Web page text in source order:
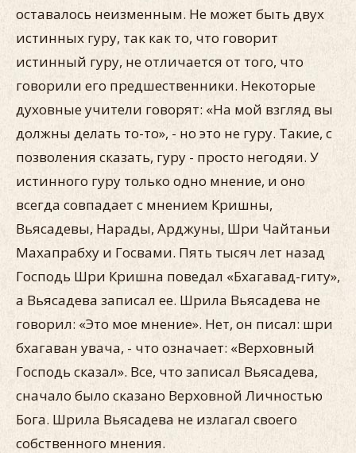
оставалось неизменным. Не может быть двух
истинных гуру, так как то, что говорит
истинный гуру, не отличается от того, что
говорили его предшественники. Некоторые
духовные учители говорят: «На мой взгляд вы
должны делать то-то», - но это не гуру. Такие, с
позволения сказать, гуру - просто негодяи. У
истинного гуру только одно мнение, и оно
всегда совпадает с мнением Кришны,
Вьясадевы, Нарады, Арджуны, Шри Чайтаньи
Махапрабху и Госвами. Пять тысяч лет назад
Господь Шри Кришна поведал «Бхагавад-гиту»,
а Вьясадева записал ее. Шрила Вьясадева не
говорил: «Это мое мнение». Нет, он писал: шри
бхагаван увача, - что означает: «Верховный
Господь сказал». Все, что записал Вьясадева,
сначало было сказано Верховной Личностью
Бога. Шрила Вьясадева не излагал своего
собственного мнения.